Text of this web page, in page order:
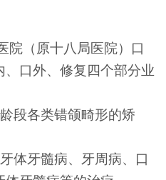
（原十八局医院）口
、口外、修复四个部分业
段各类错颌畸形的矫
牙髓病、牙周病、口